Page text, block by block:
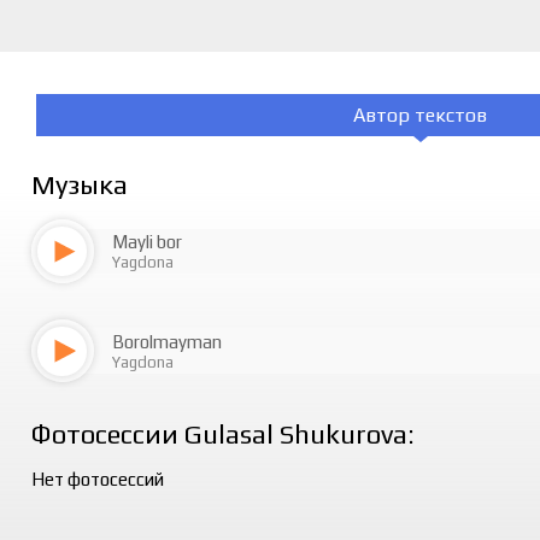
Автор текстов
Музыка
Mayli bor
Yagdona
Borolmayman
Yagdona
Фотосессии Gulasal Shukurova:
Нет фотосессий